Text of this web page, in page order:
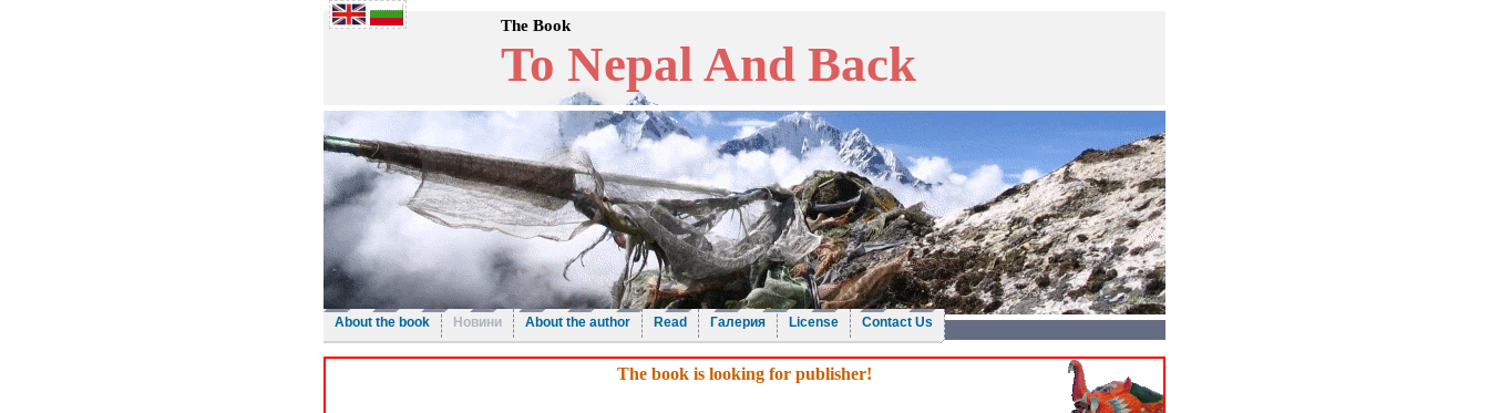
The Book
To Nepal And Back
About the book Новини About the author Read Галерия License Contact Us
The book is looking for publisher!